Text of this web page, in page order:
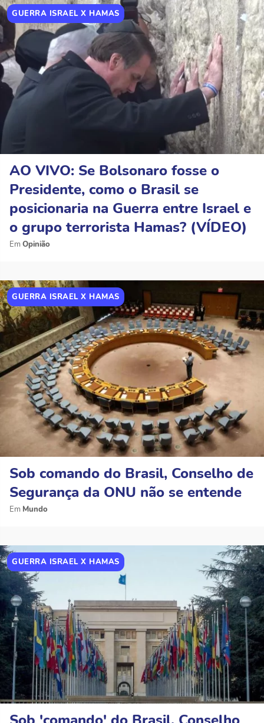
GUERRA ISRAEL X HAMAS
AO VIVO: Se Bolsonaro fosse o
Presidente, como o Brasil se
posicionaria na Guerra entre Israel e
o grupo terrorista Hamas? (VÍDEO)
Opinião
GUERRA ISRAEL X HAMAS
Sob comando do Brasil, Conselho de
Segurança da ONU não se entende
Mundo
GUERRA ISRAEL X HAMAS